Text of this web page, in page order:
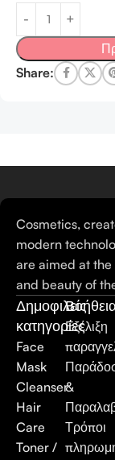
Share:
Cosmetics,
modern
are aimed at the
and beauty of
Δημοφιλείς
κατηγορίες
Face
Mask
Cleanser
Hair
Care
Toner /
Εξέλιξη
&
Τρόποι